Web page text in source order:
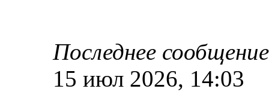
Последнее
15 июл 2026, 14:03